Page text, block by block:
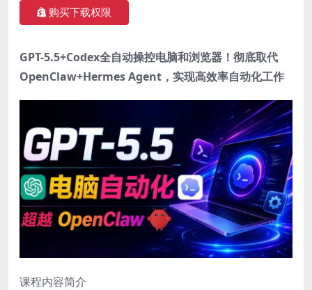
购买下载权限
GPT-5.5+Codex全自动操控电脑和浏览器！彻底取代
OpenClaw+Hermes Agent，实现高效率自动化工作
课程内容简介